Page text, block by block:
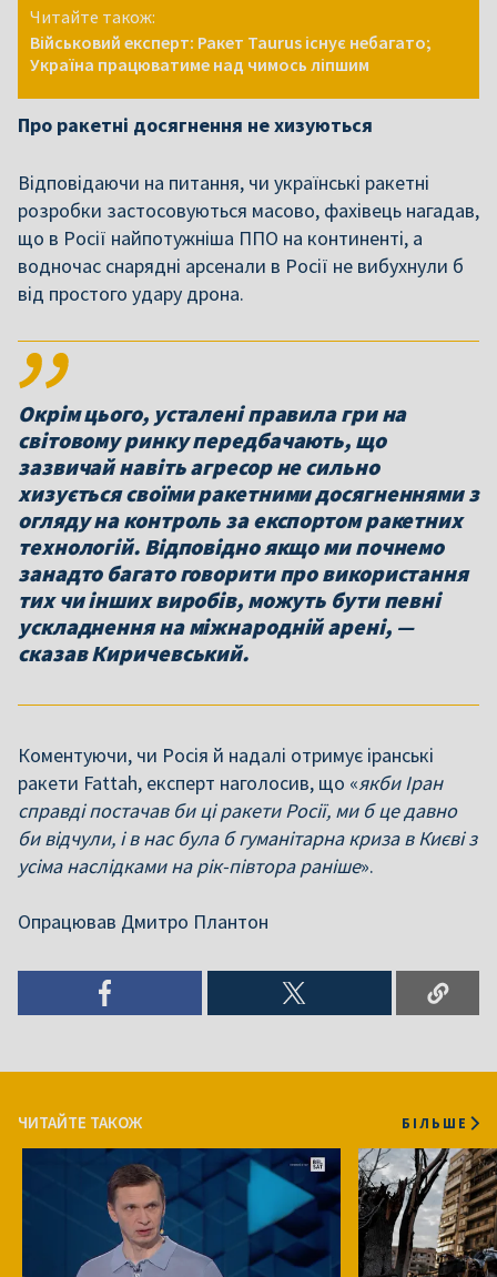
Читайте також:
Військовий експерт: Ракет Taurus існує небагато;
Україна працюватиме над чимось ліпшим
Про ракетні досягнення не хизуються
Відповідаючи на питання, чи українські ракетні
розробки застосовуються масово, фахівець нагадав,
що в Росії найпотужніша ППО на континенті, а
водночас снарядні арсенали в Росії не вибухнули б
від простого удару дрона.
Окрім цього, усталені правила гри на
світовому ринку передбачають, що
зазвичай навіть агресор не сильно
хизується своїми ракетними досягненнями з
огляду на контроль за експортом ракетних
технологій. Відповідно якщо ми почнемо
занадто багато говорити про використання
тих чи інших виробів, можуть бути певні
ускладнення на міжнародній арені, —
сказав Киричевський.
Коментуючи, чи Росія й надалі отримує іранські
ракети Fattah, експерт наголосив, що «якби Іран
справді постачав би ці ракети Росії, ми б це давно
би відчули, і в нас була б гуманітарна криза в Києві з
усіма наслідками на рік-півтора раніше».
Опрацював Дмитро Плантон
ЧИТАЙТЕ ТАКОЖ БІЛЬШЕ